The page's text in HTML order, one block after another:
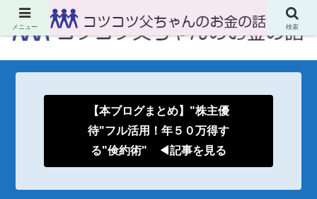
【本ブログまとめ】"株主優
待"フル活用！年５０万得す
る"倹約術" ◀記事を見る
メニュー 検索